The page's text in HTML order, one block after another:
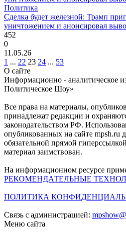
Политика
Сделка будет железной: Трамп
уничтожением и анонсировал
452
0
11.05.26
1 ... 22 23 24 ... 53
О сайте
Информационно - аналитическое
Политическое Шоу»
Все права на материалы,
принадлежат редакции и
законодательством РФ.
опубликованных на сайте mpsh.ru
обязательной прямой
материал заимствован.
На информационном ресурсе
РЕКОМЕНДАТЕЛЬНЫЕ
ПОЛИТИКА
Связь с администрацией:
Меню сайта